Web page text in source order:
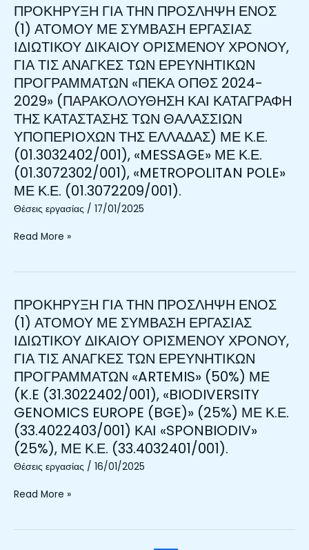
ΤΗΣ
ΚΑΤΑΣΤΑΣΗΣ
ΤΩΝ
ΘΑΛΑΣΣΙΩΝ
ΥΠΟΠΕΡΙΟΧΩΝ
ΤΗΣ
ΕΛΛΑΔΑΣ)
ΜΕ
Κ.Ε.
(01.3032402/001),
«BIODIVERSITY
GENOMICS
EUROPE
(BGE)»
ΜΕ
ΚΑΙ
(ENHANCING
SOCIAL
WELL-
BEING
AND
ECONOMIC
PROSPERITY
BY
REINFORCING
THE
EFFECTIVENESS
OF
PROTECTION
MANAGEMENT
ΠΡΟΚΗΡΥΞΗ ΓΙΑ ΤΗΝ ΠΡΟΣΛΗΨΗ ΕΝΟΣ
(1) ΑΤΟΜΟΥ ΜΕ ΣΥΜΒΑΣΗ ΕΡΓΑΣΙΑΣ
ΙΔΙΩΤΙΚΟΥ ΔΙΚΑΙΟΥ ΟΡΙΣΜΕΝΟΥ ΧΡΟΝΟΥ,
ΓΙΑ ΤΙΣ ΑΝΑΓΚΕΣ ΤΩΝ ΕΡΕΥΝΗΤΙΚΩΝ
ΠΡΟΓΡΑΜΜΑΤΩΝ «ΠΕΚΑ ΟΠΘΣ 2024-
2029» (ΠΑΡΑΚΟΛΟΥΘΗΣΗ ΚΑΙ ΚΑΤΑΓΡΑΦΗ
ΤΗΣ ΚΑΤΑΣΤΑΣΗΣ ΤΩΝ ΘΑΛΑΣΣΙΩΝ
ΥΠΟΠΕΡΙΟΧΩΝ ΤΗΣ ΕΛΛΑΔΑΣ) ΜΕ Κ.Ε.
(01.3032402/001), «MESSAGE» ΜΕ Κ.Ε.
(01.3072302/001), «METROPOLITAN POLE»
ΜΕ Κ.Ε. (01.3072209/001).
Θέσεις εργασίας / 17/01/2025
ΠΡΟΚΗΡΥΞΗ
ΓΙΑ
ΤΗΝ
ΠΡΟΣΛΗΨΗ
ΕΝΟΣ
ΑΤΟΜΟΥ
ΜΕ
ΣΥΜΒΑΣΗ
ΕΡΓΑΣΙΑΣ
ΙΔΙΩΤΙΚΟΥ
ΔΙΚΑΙΟΥ
ΟΡΙΣΜΕΝΟΥ
ΧΡΟΝΟΥ,
ΤΙΣ
ΠΡΟΓΡΑΜΜΑΤΩΝ
«ΠΕΚΑ
ΟΠΘΣ
2024-
2029»
(ΠΑΡΑΚΟΛΟΥΘΗΣΗ
ΚΑΙ
ΚΑΤΑΓΡΑΦΗ
ΤΗΣ
ΚΑΤΑΣΤΑΣΗΣ
ΤΩΝ
ΘΑΛΑΣΣΙΩΝ
ΤΗΣ
Read More »
ΠΡΟΚΗΡΥΞΗ ΓΙΑ ΤΗΝ ΠΡΟΣΛΗΨΗ ΕΝΟΣ
(1) ΑΤΟΜΟΥ ΜΕ ΣΥΜΒΑΣΗ ΕΡΓΑΣΙΑΣ
ΙΔΙΩΤΙΚΟΥ ΔΙΚΑΙΟΥ ΟΡΙΣΜΕΝΟΥ ΧΡΟΝΟΥ,
ΓΙΑ ΤΙΣ ΑΝΑΓΚΕΣ ΤΩΝ ΕΡΕΥΝΗΤΙΚΩΝ
ΠΡΟΓΡΑΜΜΑΤΩΝ «ARTEMIS» (50%) ΜΕ
(K.E (31.3022402/001), «BIODIVERSITY
GENOMICS EUROPE (BGE)» (25%) ΜΕ Κ.Ε.
(33.4022403/001) ΚΑΙ «SPONBIODIV»
(25%), ΜΕ Κ.Ε. (33.4032401/001).
Θέσεις εργασίας / 16/01/2025
ΠΡΟΚΗΡΥΞΗ
ΓΙΑ
ΤΗΝ
ΠΡΟΣΛΗΨΗ
ΕΝΟΣ
ΑΤΟΜΟΥ
ΜΕ
ΣΥΜΒΑΣΗ
ΕΡΓΑΣΙΑΣ
ΙΔΙΩΤΙΚΟΥ
ΔΙΚΑΙΟΥ
ΧΡΟΝΟΥ,
ΤΙΣ
Read More »